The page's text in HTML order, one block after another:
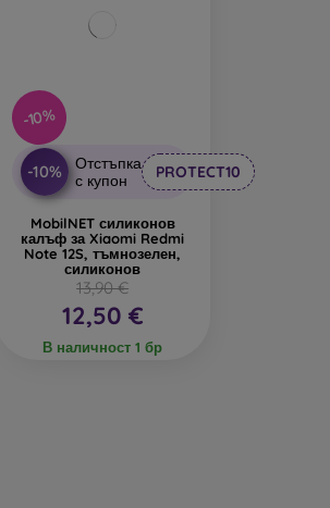
-10%
-10%
Отстъпка
с купон
PROTECT10
MobilNET силиконов
калъф за Xiaomi Redmi
Note 12S, тъмнозелен,
силиконов
13,90 €
12,50 €
В наличност 1 бр